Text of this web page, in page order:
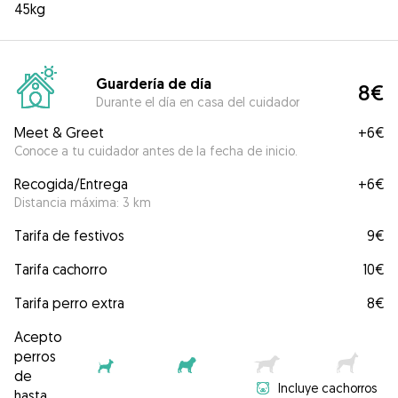
45kg
Guardería de día
Durante el día en casa del cuidador 8€
Meet & Greet
Conoce a tu cuidador antes de la fecha de inicio.
+6€
Recogida/Entrega
Distancia máxima: 3 km
+6€
Tarifa de festivos
9€
Tarifa cachorro
10€
Tarifa perro extra
8€
Acepto
perros
de
Incluye cachorros